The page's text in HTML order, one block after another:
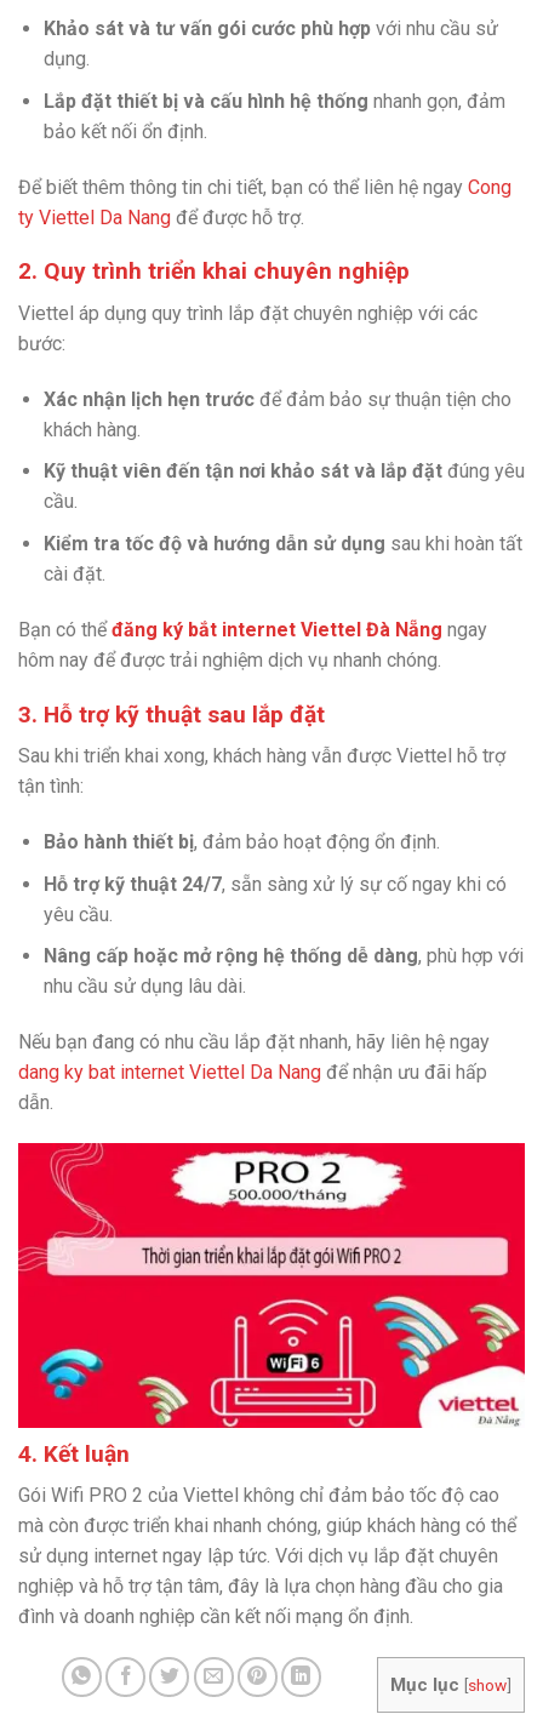
Khảo sát và tư vấn gói cước phù hợpvới nhu cầu sử
dụng.
Lắp đặt thiết bị và cấu hình hệ thống nhanh gọn, đảm
bảo kết nối ổn định.
Để biết thêm thông tin chi tiết, bạn có thể liên hệ ngay Cong
ty Viettel Da Nang để được hỗ trợ.
2. Quy trình triển khai chuyên nghiệp
Viettel áp dụng quy trình lắp đặt chuyên nghiệp với các
bước:
Xác nhận lịch hẹn trướcđể đảm bảo sự thuận tiện cho
khách hàng.
Kỹ thuật viên đến tận nơi khảo sát và lắp đặtđúng yêu
cầu.
Kiểm tra tốc độ và hướng dẫn sử dụng sau khi hoàn tất
cài đặt.
Bạn có thểđăng ký bắt internet Viettel Đà Nẵng ngay
hôm nay để được trải nghiệm dịch vụ nhanh chóng.
3. Hỗ trợ kỹ thuật sau lắp đặt
Sau khi triển khai xong, khách hàng vẫn được Viettel hỗ trợ
tận tình:
Bảo hành thiết bị, đảm bảo hoạt động ổn định.
Hỗ trợ kỹ thuật 24/7, sẵn sàng xử lý sự cố ngay khi có
yêu cầu.
Nâng cấp hoặc mở rộng hệ thống dễ dàng, phù hợp với
nhu cầu sử dụng lâu dài.
Nếu bạn đang có nhu cầu lắp đặt nhanh, hãy liên hệ ngay
dang ky bat internet Viettel Da Nang để nhận ưu đãi hấp
dẫn.
4. Kết luận
Gói Wifi PRO 2 của Viettel không chỉ đảm bảo tốc độ cao
mà còn được triển khai nhanh chóng, giúp khách hàng có thể
sử dụng internet ngay lập tức. Với dịch vụ lắp đặt chuyên
nghiệp và hỗ trợ tận tâm, đây là lựa chọn hàng đầu cho gia
đình và doanh nghiệp cần kết nối mạng ổn định.
Mục lục [show]